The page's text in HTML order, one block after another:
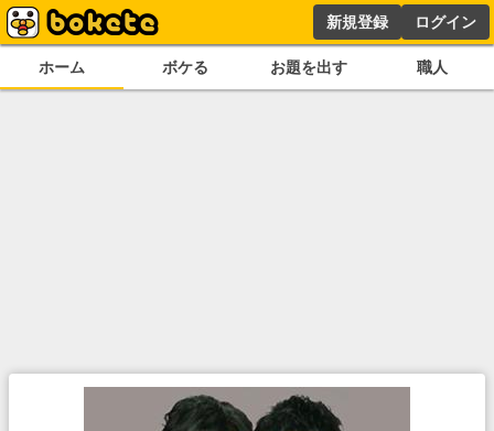
新規登録 ログイン
ホーム ボケる お題を出す 職人